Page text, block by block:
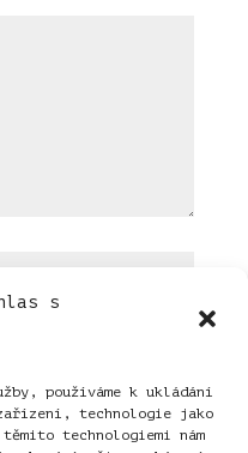
s
používáme k ukládání
technologie jako
technologiemi nám